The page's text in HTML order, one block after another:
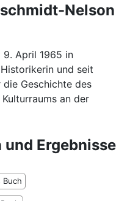
Nelson
April 1965 in
und seit
Geschichte des
an der
Ergebnisse